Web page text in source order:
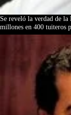
Se reveló la verdad de la
millones en 400 tuiteros